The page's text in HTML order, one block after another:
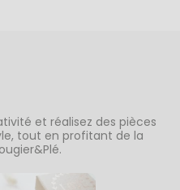
et réalisez des pièces
tout en profitant de la